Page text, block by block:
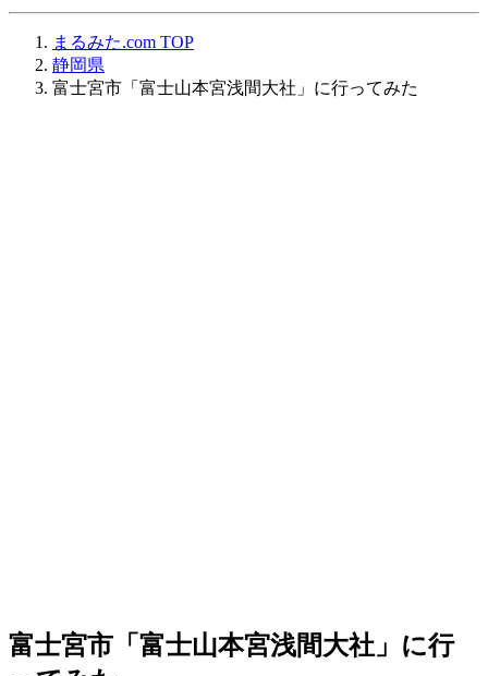
まるみた.com TOP
静岡県
富士宮市「富士山本宮浅間大社」に行ってみた
富士宮市「富士山本宮浅間大社」に行